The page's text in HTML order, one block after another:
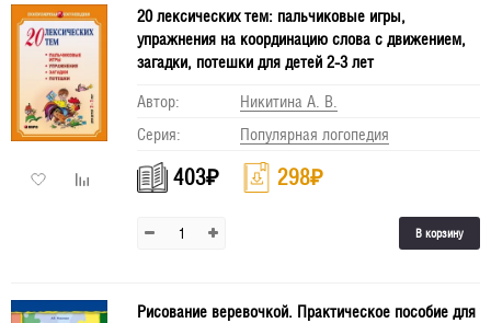
20 лексических тем: пальчиковые игры,
упражнения на координацию слова с движением,
загадки, потешки для детей 2-3 лет
Автор:
Никитина А. В.
Серия:
Популярная логопедия
403₽ 298₽
В корзину
Рисование веревочкой. Практическое пособие для